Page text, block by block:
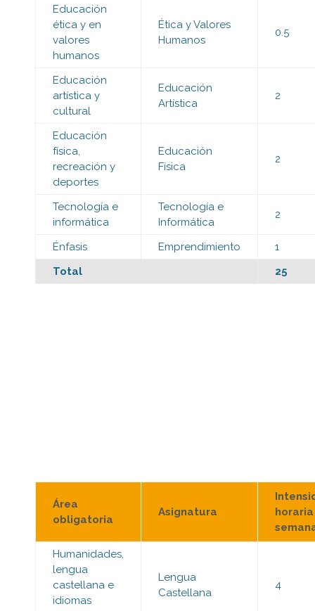
Educación
ética y en
valores
humanos
Ética y Valores
Humanos
0.5
Educación
artística y
cultural
Educación
Artística
2
Educación
física,
recreación y
deportes
Educación
Física
2
Tecnología e
informática
Tecnología e
Informática
2
Énfasis Emprendimiento
1
Total
25
Área
obligatoria
Asignatura
horaria
Humanidades,
lengua
castellana e
idiomas
Lengua
Castellana
4